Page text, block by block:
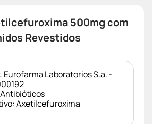
500mg com
Revestidos
Eurofarma Laboratorios S.a. -
Antibióticos
Axetilcefuroxima